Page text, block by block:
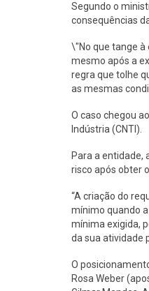
Segundo o
consequências
\"No que tange à
mesmo após a
regra que tolhe
as mesmas
O caso chegou
Indústria (CNTI).
Para a entidade,
risco após obter
“A criação do
mínimo quando
mínima exigida,
da sua atividade
O
Rosa Weber